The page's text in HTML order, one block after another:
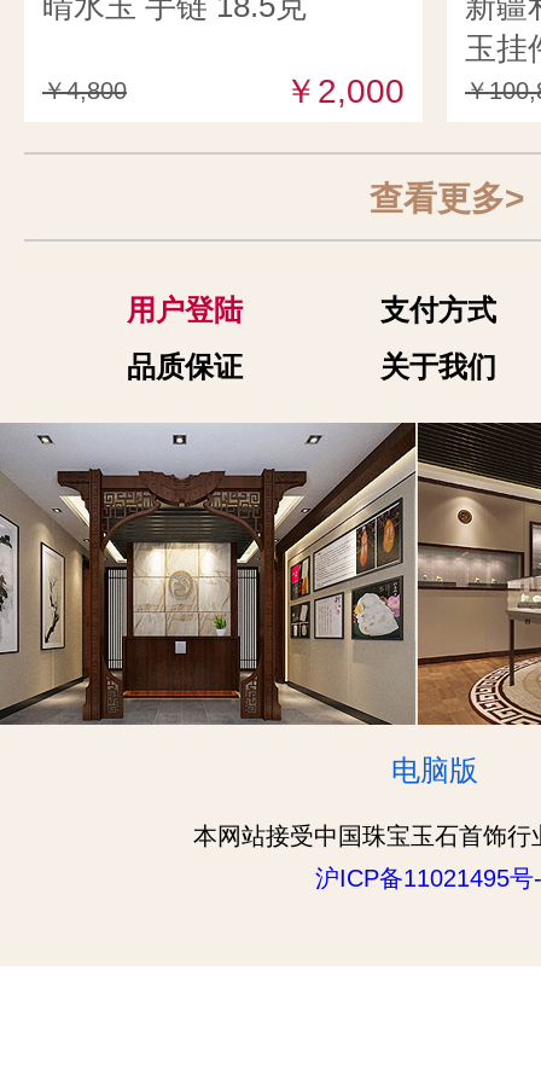
￥4,800 ￥2,000
玉挂
￥
查看更多>
用户登陆
支付方式
品质保证
关于我们
电脑版
本网站接受中国珠宝玉石首饰行
沪ICP备11021495号